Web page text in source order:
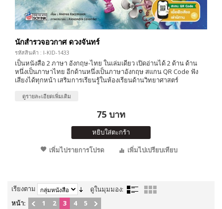
นักสำรวจอวกาศ ดวงจันทร์
รหัสสินค้า : I-KID-1433
เป็นหนังสือ 2 ภาษา อังกฤษ-ไทย ในเล่มเดียว เปิดอ่านได้ 2 ด้าน ด้าน
หนึ่งเป็นภาษาไทย อีกด้านหนึ่งเป็นภาษาอังกฤษ สแกน QR Code ฟัง
เสียงได้ทุกหน้า เสริมการเรียนรู้ในห้องเรียนด้านวิทยาศาสตร์
ดูรายละเอียดเพิ่มเติม
75 บาท
หยิบใส่ตะกร้า
เพิ่มไปรายการโปรด
เพิ่มไปเปรียบเทียบ
เรียงตาม
ดูในมุมมอง:
หน้า:
1 2 3 4 5